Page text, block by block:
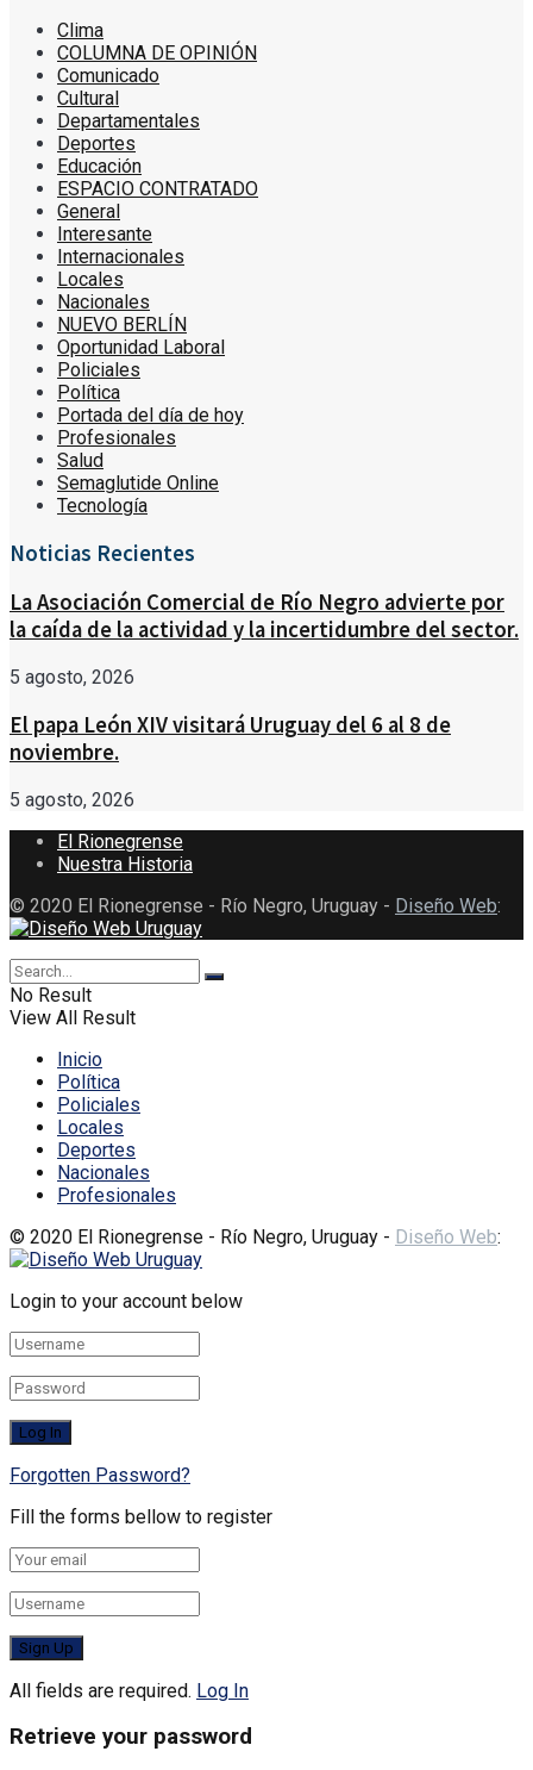
Clima
COLUMNA DE OPINIÓN
Comunicado
Cultural
Departamentales
Deportes
Educación
ESPACIO CONTRATADO
General
Interesante
Internacionales
Locales
Nacionales
NUEVO BERLÍN
Oportunidad Laboral
Policiales
Política
Portada del día de hoy
Profesionales
Salud
Semaglutide Online
Tecnología
Noticias Recientes
La Asociación Comercial de Río Negro advierte por
la caída de la actividad y la incertidumbre del sector.
5 agosto, 2026
El papa León XIV visitará Uruguay del 6 al 8 de
noviembre.
5 agosto, 2026
El Rionegrense
Nuestra Historia
© 2020 El Rionegrense - Río Negro, Uruguay - Diseño Web:
No Result
View All Result
Inicio
Política
Policiales
Locales
Deportes
Nacionales
Profesionales
© 2020 El Rionegrense - Río Negro, Uruguay - Diseño Web:
Login to your account below
Forgotten Password?
Fill the forms bellow to register
All fields are required. Log In
Retrieve your password